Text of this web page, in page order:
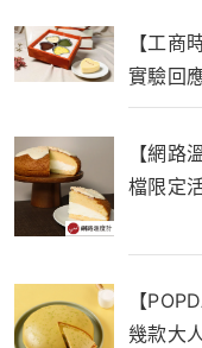
【工
實驗回
【網
檔限定
【
幾款大